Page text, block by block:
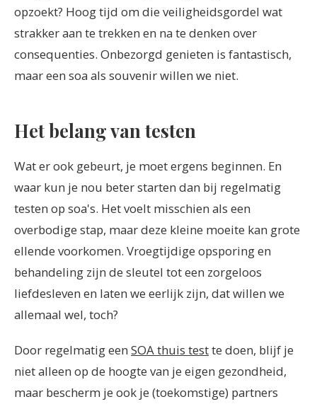
opzoekt? Hoog tijd om die veiligheidsgordel wat
strakker aan te trekken en na te denken over
consequenties. Onbezorgd genieten is fantastisch,
maar een soa als souvenir willen we niet.
Het belang van testen
Wat er ook gebeurt, je moet ergens beginnen. En
waar kun je nou beter starten dan bij regelmatig
testen op soa's. Het voelt misschien als een
overbodige stap, maar deze kleine moeite kan grote
ellende voorkomen. Vroegtijdige opsporing en
behandeling zijn de sleutel tot een zorgeloos
liefdesleven en laten we eerlijk zijn, dat willen we
allemaal wel, toch?
Door regelmatig een SOA thuis testte doen, blijf je
niet alleen op de hoogte van je eigen gezondheid,
maar bescherm je ook je (toekomstige) partners